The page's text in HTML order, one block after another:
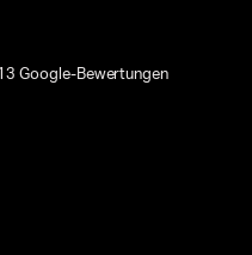
Google-Bewertungen